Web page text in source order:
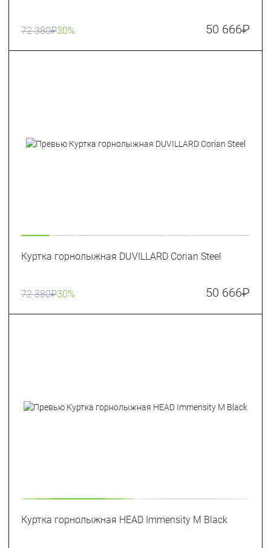
72 380₽30% 50 666₽
Куртка горнолыжная DUVILLARD Corian Steel
72 380₽30% 50 666₽
Куртка горнолыжная HEAD Immensity M Black